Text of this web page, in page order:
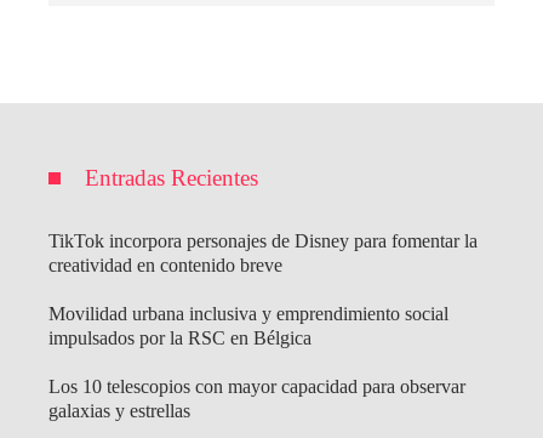
Entradas Recientes
TikTok incorpora personajes de Disney para fomentar la
creatividad en contenido breve
Movilidad urbana inclusiva y emprendimiento social
impulsados por la RSC en Bélgica
Los 10 telescopios con mayor capacidad para observar
galaxias y estrellas